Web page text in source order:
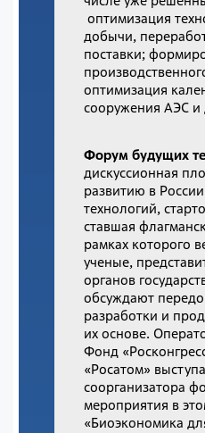
оптимизация
добычи,
поставки;
оптимизация
сооружения АЭС и
Форум будущих
дискуссионная
развитию в
технологий,
ставшая
рамках которого
ученые,
органов
обсуждают
разработки и
их основе.
Фонд
«Росатом»
соорганизатора
мероприятия в
«Биоэкономика